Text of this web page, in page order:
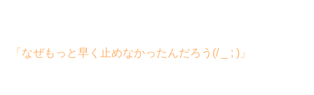
「なぜもっと早く止めなかったんだろう(/ _ ; )」